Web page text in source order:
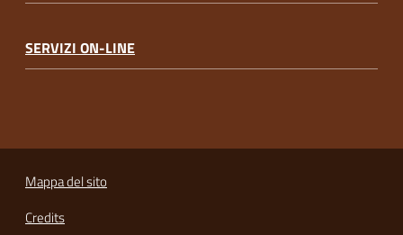
SERVIZI ON-LINE
Mappa del sito
Credits